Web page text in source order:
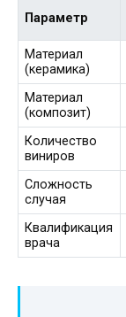
Параметр
Материал
(керамика)
Материал
(композит)
Количество
виниров
Сложность
случая
Квалификация
врача